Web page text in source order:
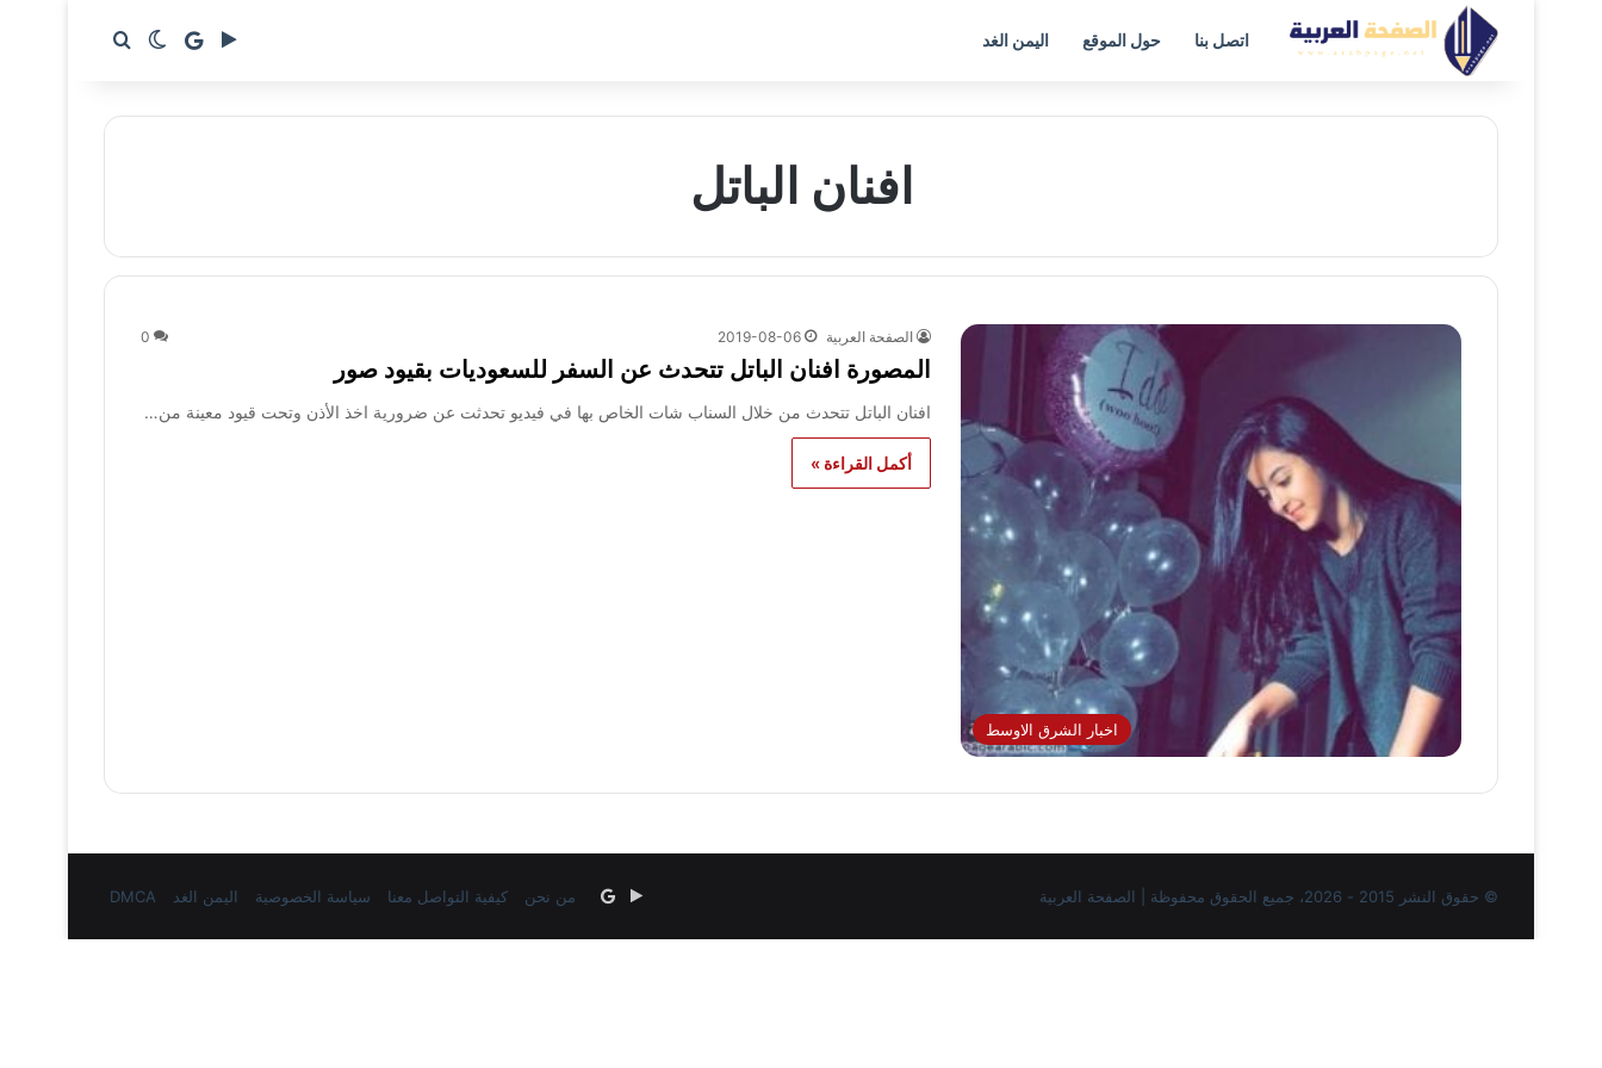
اتصل بنا حول الموقع اليمن الغد ‏Google Play
google news
الوضع المظلم
بحث عن
افنان الباتل
اخبار الشرق الاوسط
الصفحة العربية 2019-08-06
0
المصورة افنان الباتل تتحدث عن السفر للسعوديات بقيود صور
افنان الباتل تتحدث من خلال السناب شات الخاص بها في فيديو تحدثت عن ضرورية اخذ الأذن وتحت قيود معينة من…
أكمل القراءة »
© حقوق النشر 2015 - 2026، جميع الحقوق محفوظة | الصفحة العربية من نحن كيفية التواصل معنا سياسة الخصوصية اليمن الغد DMCA
‏Google
google